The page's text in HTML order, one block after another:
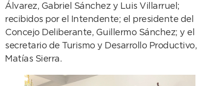
Álvarez, Gabriel Sánchez y Luis Villarruel;
recibidos por el Intendente; el presidente del
Concejo Deliberante, Guillermo Sánchez; y el
secretario de Turismo y Desarrollo Productivo,
Matías Sierra.